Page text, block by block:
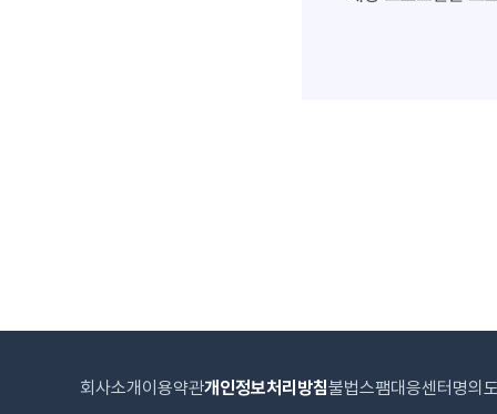
회사소개 이용약관개인정보처리방침불법스팸대응센터 명의